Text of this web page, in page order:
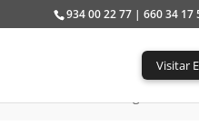
934 00 22 77 | 660 34 17
Visitar